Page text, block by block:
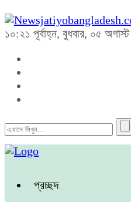
১০:২১ পূর্বাহ্ন, বুধবার, ০৫
প্রচ্ছদ